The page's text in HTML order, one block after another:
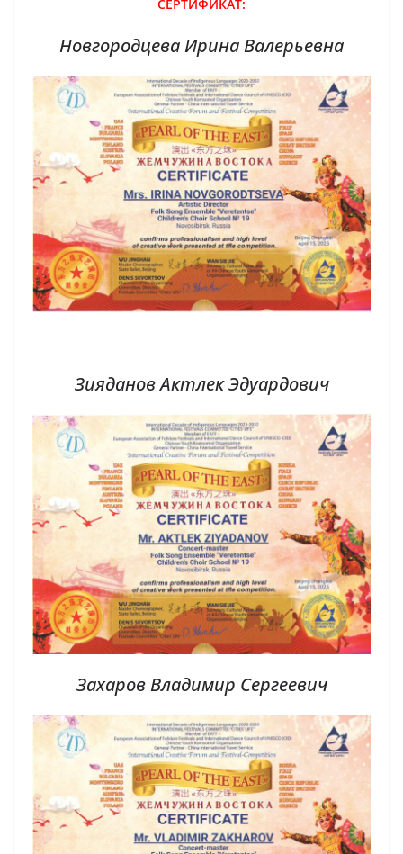
СЕРТИФИКАТ:
Новгородцева Ирина Валерьевна
Зияданов Актлек Эдуардович
Захаров Владимир Сергеевич